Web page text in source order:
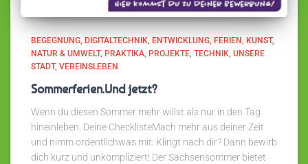
BEGEGNUNG DIGITALTECHNIK ENTWICKLUNG FERIEN
KUNST
NATUR & UMWELT PRAKTIKA PROJEKTE TECHNIK UNSERE
STADT VEREINSLEBEN
Sommerferien.Und jetzt?
Wenn du diesen Sommer mehr willst als nur in den Tag
hineinleben. Deine ChecklisteMach mehr aus deiner Zeit
und nimm ordentlichwas mit: Klingt nach dir? Dann bewirb
dich kurz und unkompliziert! Der Sachsensommer bietet